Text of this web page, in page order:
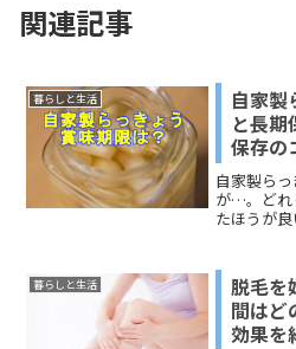
関連記事
暮らしと生活
自家製
と長
保存の
自家製ら
が…。どれ
たほうが
回は、自家
期保存で
暮らしと生活
脱毛を
間はど
効果を